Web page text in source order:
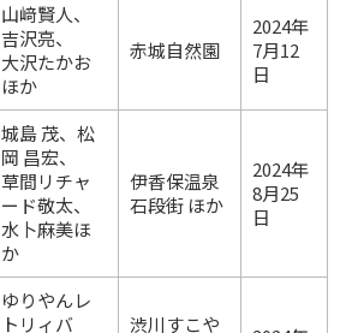
山﨑賢人、
吉沢亮、
大沢たかお
ほか
赤城自然園
2024年
7月12
日
城島 茂、松
岡 昌宏、
草間リチャ
ード敬太、
水卜麻美ほ
か
伊香保温泉
石段街 ほか
2024年
8月25
日
ゆりやんレ
トリィバ
渋川すこや